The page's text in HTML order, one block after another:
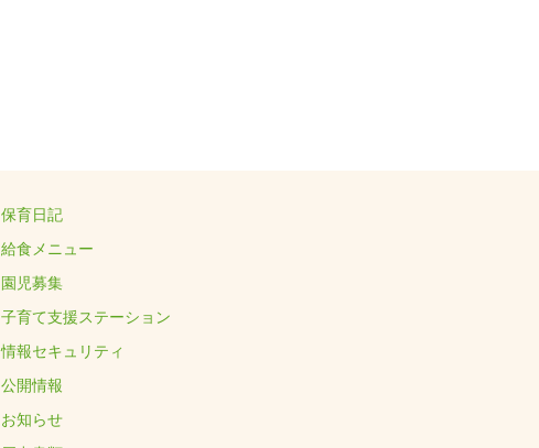
保育日記
給食メニュー
園児募集
子育て支援ステーション
情報セキュリティ
公開情報
お知らせ